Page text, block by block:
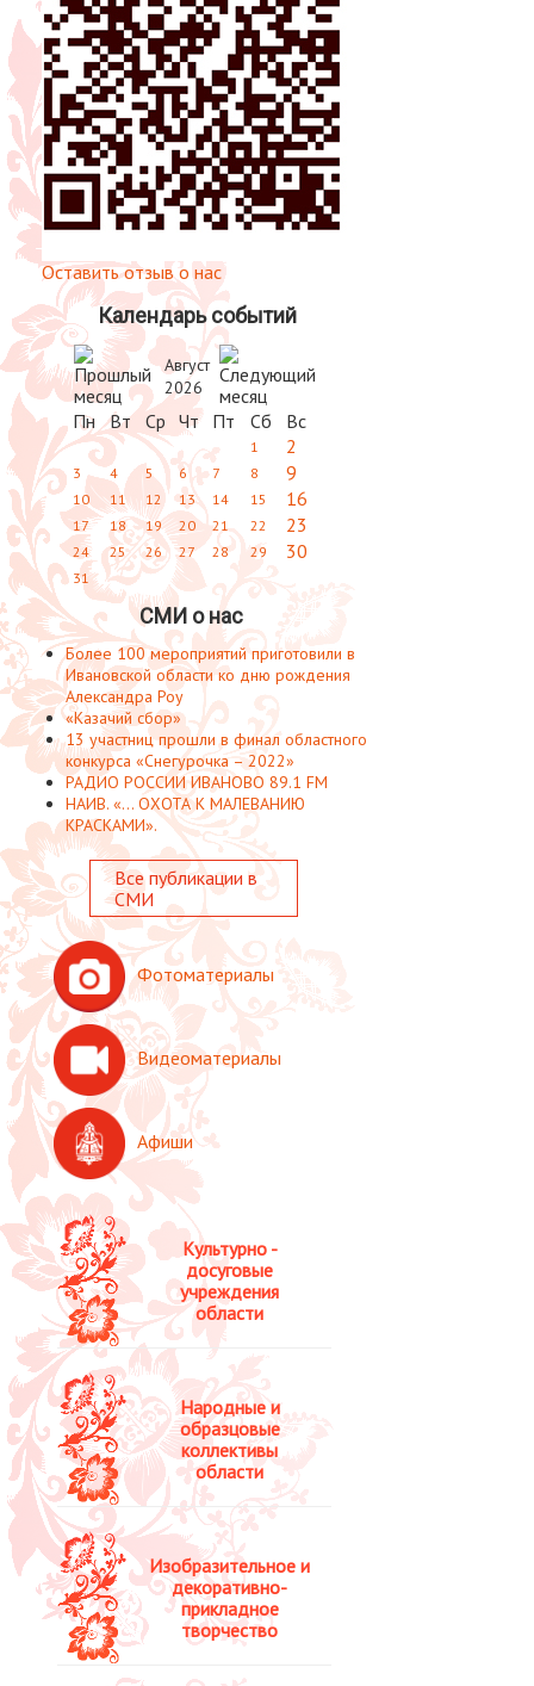
Культурно -
досуговые
учреждения
области
Народные и
образцовые
коллективы
области
Изобразительное и
декоративно-
прикладное
творчество
Оставить отзыв о нас
Календарь событий
Август
2026
Пн Вт Ср Чт Пт Сб Вс
1 2
3 4 5 6 7 8 9
10 11 12 13 14 15 16
17 18 19 20 21 22 23
24 25 26 27 28 29 30
31
СМИ о нас
Более 100 мероприятий приготовили в
Ивановской области ко дню рождения
Александра Роу
«Казачий сбор»
13 участниц прошли в финал областного
конкурса «Снегурочка – 2022»
РАДИО РОССИИ ИВАНОВО 89.1 FM
НАИВ. «... ОХОТА К МАЛЕВАНИЮ
КРАСКАМИ».
Все публикации в
СМИ
Фотоматериалы
Видеоматериалы
Афиши